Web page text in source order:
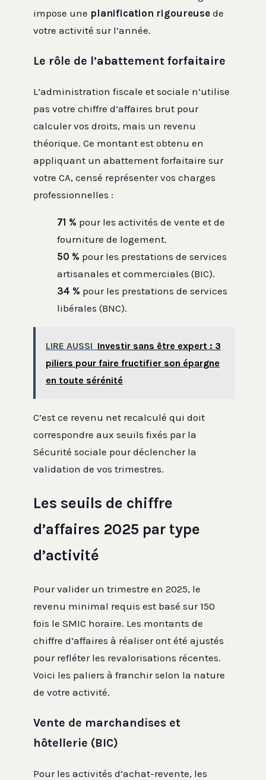
impose une planification rigoureuse de
votre activité sur l’année.
Le rôle de l’abattement forfaitaire
L’administration fiscale et sociale n’utilise
pas votre chiffre d’affaires brut pour
calculer vos droits, mais un revenu
théorique. Ce montant est obtenu en
appliquant un abattement forfaitaire sur
votre CA, censé représenter vos charges
professionnelles :
71 % pour les activités de vente et de
fourniture de logement.
50 % pour les prestations de services
artisanales et commerciales (BIC).
34 % pour les prestations de services
libérales (BNC).
LIRE AUSSI Investir sans être expert : 3
piliers pour faire fructifier son épargne
en toute sérénité
C’est ce revenu net recalculé qui doit
correspondre aux seuils fixés par la
Sécurité sociale pour déclencher la
validation de vos trimestres.
Les seuils de chiffre
d’affaires 2025 par type
d’activité
Pour valider un trimestre en 2025, le
revenu minimal requis est basé sur 150
fois le SMIC horaire. Les montants de
chiffre d’affaires à réaliser ont été ajustés
pour refléter les revalorisations récentes.
Voici les paliers à franchir selon la nature
de votre activité.
Vente de marchandises et
hôtellerie (BIC)
Pour les activités d’achat-revente, les